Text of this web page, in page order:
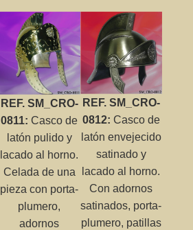
REF. SM_CRO-
0811: Casco de
latón pulido y
lacado al horno.
Celada de una
pieza con porta-
plumero,
adornos
REF. SM_CRO-
0812: Casco de
latón envejecido
satinado y
lacado al horno.
Con adornos
satinados, porta-
plumero, patillas